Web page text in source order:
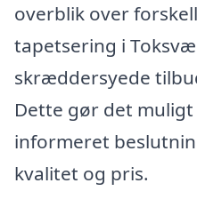
overblik over
tapetsering i
skræddersyede
Dette gør det
informeret
kvalitet og pris.